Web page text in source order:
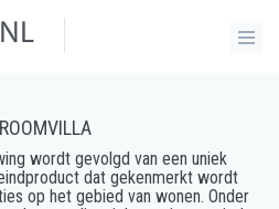
wordt gevolgd van een uniek
dat gekenmerkt wordt
op het gebied van wonen. Onder